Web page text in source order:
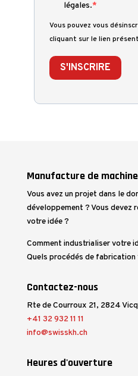
légales.
Vous pouvez vous
cliquant sur le lien
S'INSCRIRE
Manufacture de
Vous avez un projet dans le
développement ? Vous devez
votre idée ?
Comment industrialiser votre
Quels procédés de fabrication
Contactez-nous
Rte de Courroux 21, 2824
+41 32 932 11 11
info@swisskh.ch
Heures d'ouverture